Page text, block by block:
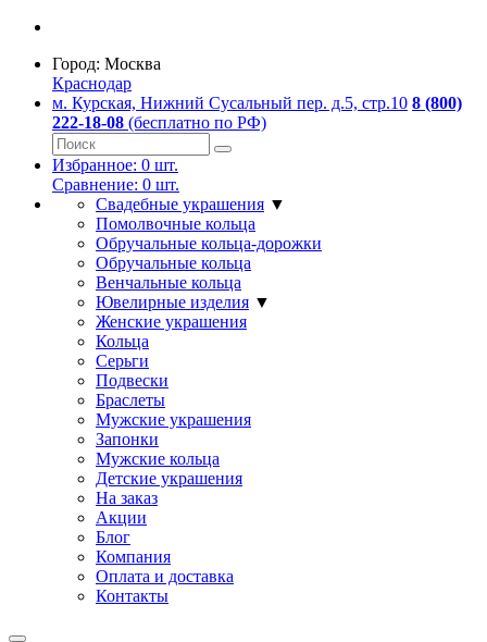
Город: Москва
Краснодар
м. Курская, Нижний Сусальный пер. д.5, стр.10 8 (800)
222-18-08 (бесплатно по РФ)
Избранное: 0 шт.
Сравнение: 0 шт.
Свадебные украшения ▼
Помолвочные кольца
Обручальные кольца-дорожки
Обручальные кольца
Венчальные кольца
Ювелирные изделия ▼
Женские украшения
Кольца
Серьги
Подвески
Браслеты
Мужские украшения
Запонки
Мужские кольца
Детские украшения
На заказ
Акции
Блог
Компания
Оплата и доставка
Контакты